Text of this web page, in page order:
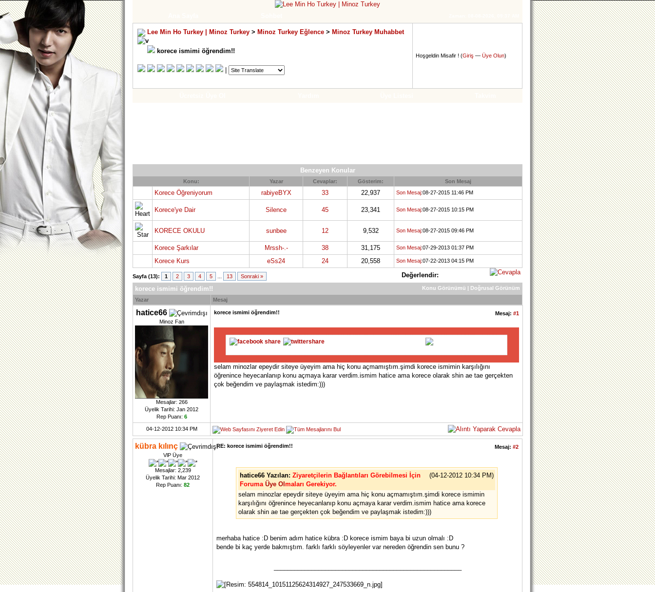
Lee Min Ho Turkey | Minoz Turkey > Minoz Turkey Eğlence > Minoz Turkey Muhabbet
korece ismimi öğrendim!!
Hoşgeldin Misafir ! (Giriş — Üye Olun)
Benzeyen Konular
Konu: Yazar Cevaplar: Gösterim: Son Mesaj
Korece Öğreniyorum rabiyeBYX 33 22,937 Son Mesaj:08-27-2015 11:46 PM
Korece'ye Dair Silence 45 23,341 Son Mesaj:08-27-2015 10:15 PM
KORECE OKULU sunbee 12 9,532 Son Mesaj:08-27-2015 09:46 PM
Korece Şarkılar Mrssh-.- 38 31,175 Son Mesaj:07-29-2013 01:37 PM
Korece Kurs eSs24 24 20,558 Son Mesaj:07-22-2013 04:15 PM
Sayfa (13): 1 2 3 4 5 13 Sonraki » Değerlendir:
Konu Görünümü | Doğrusal Görünüm
korece ismimi öğrendim!!
Yazar Mesaj
hatice66
Minoz Fan
Mesajlar: 266
Üyelik Tarihi: Jan 2012
Rep Puanı: 6
Mesaj: #1
korece ismimi öğrendim!!
selam minozlar epeydir siteye üyeyim ama hiç konu açmamıştım.şimdi korece ismimin karşılığını
öğrenince heyecanlanıp konu açmaya karar verdim.ismim hatice ama korece olarak shin ae tae gerçekten
çok beğendim ve paylaşmak istedim:)))
04-12-2012 10:34 PM
kübra kılınç
VlP Üye
Mesajlar: 2,239
Üyelik Tarihi: Mar 2012
Rep Puanı: 82
Mesaj: #2
RE: korece ismimi öğrendim!!
(04-12-2012 10:34 PM)
hatice66 Yazılan: Ziyaretçilerin Bağlantıları Görebilmesi İçin
Foruma Üye Ol maları Gerekiyor.
selam minozlar epeydir siteye üyeyim ama hiç konu açmamıştım.şimdi korece ismimin
karşılığını öğrenince heyecanlanıp konu açmaya karar verdim.ismim hatice ama korece
olarak shin ae tae gerçekten çok beğendim ve paylaşmak istedim:)))
merhaba hatice :D benim adım hatice kübra :D korece ismim baya bi uzun olmalı :D
bende bi kaç yerde bakmıştım. farklı farklı söyleyenler var nereden öğrendin sen bunu ?